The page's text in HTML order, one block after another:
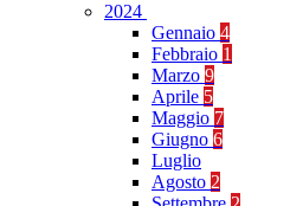
2024
Gennaio 4
Febbraio 1
Marzo 9
Aprile 5
Maggio 7
Giugno 6
Luglio
Agosto 2